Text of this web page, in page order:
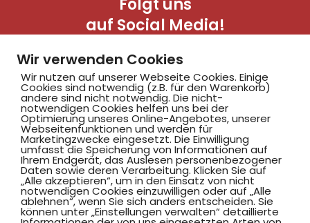
auf Social Media!
Hammer SportClub 2008
Am Südbad 9,
59069 Hamm
Wir verwenden Cookies
Wir nutzen auf unserer Webseite Cookies. Einige
Cookies sind notwendig (z.B. für den Warenkorb)
andere sind nicht notwendig. Die nicht-
notwendigen Cookies helfen uns bei der
Optimierung unseres Online-Angebotes, unserer
Webseitenfunktionen und werden für
Marketingzwecke eingesetzt. Die Einwilligung
umfasst die Speicherung von Informationen auf
Ihrem Endgerät, das Auslesen personenbezogener
Daten sowie deren Verarbeitung. Klicken Sie auf
„Alle akzeptieren“, um in den Einsatz von nicht
notwendigen Cookies einzuwilligen oder auf „Alle
ablehnen“, wenn Sie sich anders entscheiden. Sie
können unter „Einstellungen verwalten“ detaillierte